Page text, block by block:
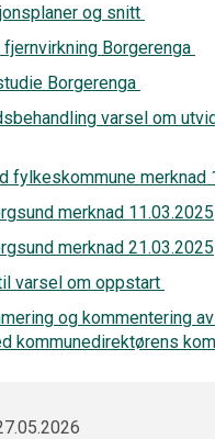
og snitt
Borgerenga
Borgerenga
varsel om
fylkeskommune merknad
merknad 11.03.2025
merknad 21.03.2025
varsel om oppstart
og kommentering
kommunedirektørens